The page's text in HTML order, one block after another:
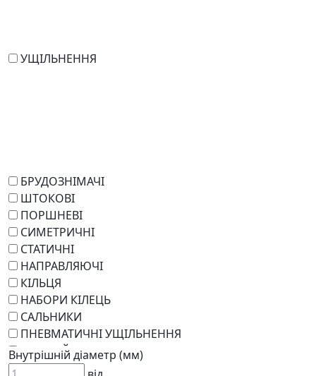
УЩІЛЬНЕННЯ
БРУДОЗНІМАЧІ
ШТОКОВІ
ПОРШНЕВІ
СИМЕТРИЧНІ
СТАТИЧНІ
НАПРАВЛЯЮЧІ
КІЛЬЦЯ
НАБОРИ КІЛЕЦЬ
САЛЬНИКИ
ПНЕВМАТИЧНІ УЩІЛЬНЕННЯ
РОТАЦІЙНІ
РЕМКОМПЛЕКТИ
Внутрішній діаметр (мм)